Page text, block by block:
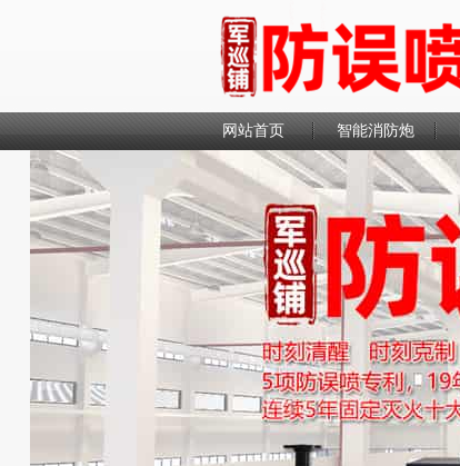
网站首页 智能消防炮
联系我们